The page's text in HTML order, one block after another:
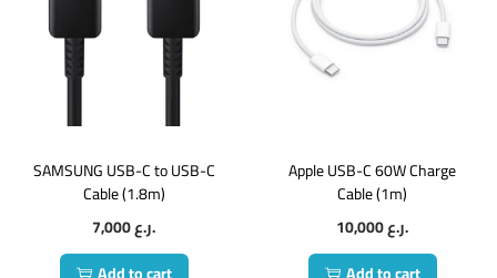
SAMSUNG USB-C to USB-C
Cable (1.8m)
7,000
ر.ع.
Apple USB-C 60W Charge
Cable (1m)
10,000
ر.ع.